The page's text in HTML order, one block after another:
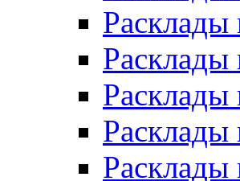
Расклады
Расклады